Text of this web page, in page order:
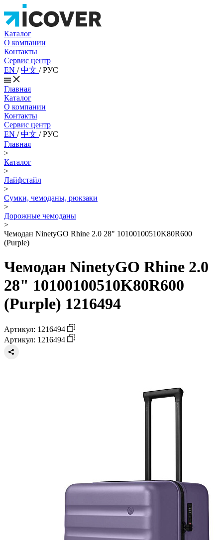
Каталог
О компании
Контакты
Сервис центр
EN /中文 /РУС
Главная
Каталог
О компании
Контакты
Сервис центр
EN /中文 /РУС
Главная
>
Каталог
>
Лайфстайл
>
Сумки, чемоданы, рюкзаки
>
Дорожные чемоданы
>
Чемодан NinetyGO Rhine 2.0 28" 10100100510K80R600
(Purple)
Чемодан NinetyGO Rhine 2.0
28" 10100100510K80R600
(Purple) 1216494
Артикул: 1216494
Артикул: 1216494